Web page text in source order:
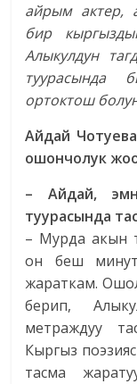
айрым актер,
бир
кыргызды
Алыкулдун
туурасында
ортоктош болу
Айдай
ошончолук
– Айдай,
туурасында
– Мурда акын
он беш
жараткам.
берип,
метраждуу
Кыргыз
тасма